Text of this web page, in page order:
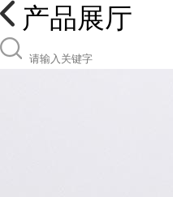
产品展厅